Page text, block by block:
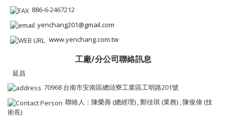
886-6-2467212
yenchang201@gmail.com
www.yenchang.com.tw
工廠/分公司聯絡訊息
延昌
70968 台南市安南區總頭寮工業區工明路201號
聯絡人：陳榮壽 (總經理) , 鄭佳琪 (業務) , 陳俊偉 (技
術長)